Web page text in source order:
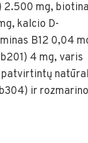
2.500 mg,
kalcio D-
B12 0,04
4 mg, varis
patvirtintų
ir rozmarino